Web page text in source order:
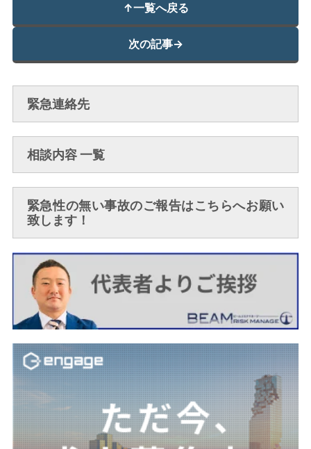
↑一覧へ戻る
次の記事→
緊急連絡先
相談内容 一覧
緊急性の無い事故のご報告はこちらへお願い
致します！